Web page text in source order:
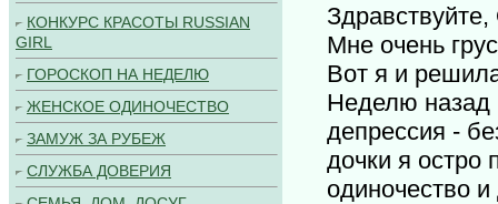
КОНКУРС КРАСОТЫ RUSSIAN
GIRL
ГОРОСКОП НА НЕДЕЛЮ
ЖЕНСКОЕ ОДИНОЧЕСТВО
ЗАМУЖ ЗА РУБЕЖ
СЛУЖБА ДОВЕРИЯ
Мне очень
Вот я и
Неделю назад
депрессия -
дочки я остро
одиночество